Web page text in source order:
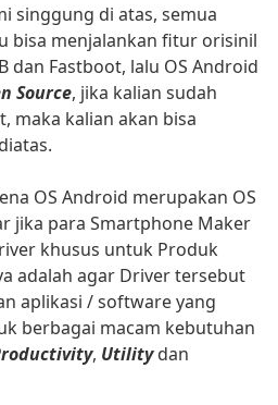
singgung di atas, semua
bisa menjalankan fitur orisinil
dan Fastboot, lalu OS Android
Source, jika kalian sudah
maka kalian akan bisa
OS Android merupakan OS
jika para Smartphone Maker
khusus untuk Produk
adalah agar Driver tersebut
aplikasi / software yang
berbagai macam kebutuhan
, Utilitydan